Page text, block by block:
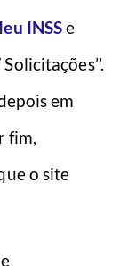
INSSe
em
fim,
o site